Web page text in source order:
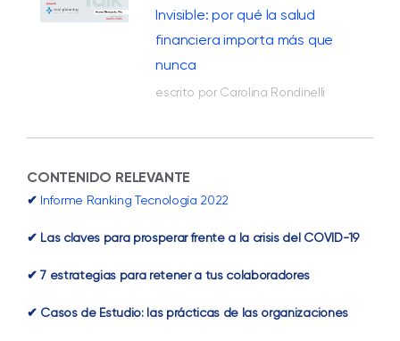
Invisible: por qué la salud
financiera importa más que
nunca
escrito por Carolina Rondinelli
CONTENIDO RELEVANTE
✔ Informe Ranking Tecnología 2022
✔ Las claves para prosperar frente a la crisis del COVID-19
✔ 7 estrategias para retener a tus colaboradores
✔ Casos de Estudio: las prácticas de las organizaciones